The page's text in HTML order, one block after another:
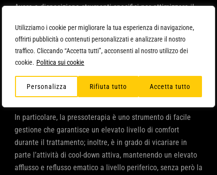
Utilizziamo i cookie per migliorare la tua esperienza di navigazione,
offrirti pubblicità o contenuti personalizzati e analizzare il nostro
traffico. Cliccando “Accetta tutti”, acconsenti al nostro utilizzo dei
cookie. Politica sui cookie
Personalizza Rifiuta tutto Accetta tutto
Avere a disposizione strumenti specifici per ottimizzare il
tempo necessario al recupero sia la sua efficienza. In
questo modo oltre a essere pronti più rapidamente per una
sessione di allenamento o per un’altra competizione si
Muscle Soreness, dolore muscolare a insorgenza tardiva) e
il rischio di infortuni muscolari.
In particolare, la pressoterapia è uno strumento di facile
gestione che garantisce un elevato livello di comfort
durante il trattamento; inoltre, è in grado di vicariare in
parte l’attività di cool-down attiva, mantenendo un elevato
afflusso e reflusso ematico a livello periferico, senza però la